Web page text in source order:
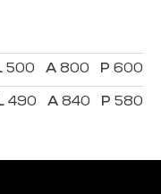
500 800 600
490 840 580